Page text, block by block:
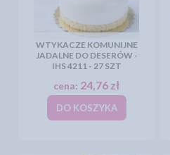
WTYKACZE KOMUNIJNE
JADALNE DO DESERÓW -
IHS 4211 - 27 SZT
cena: 24,76 zł
DO KOSZYKA